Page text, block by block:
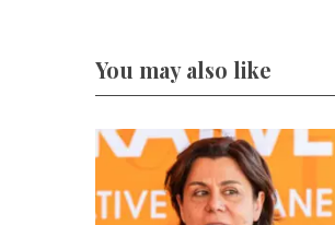
You may also like